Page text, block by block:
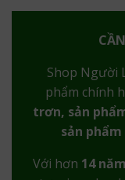
Shop Người
phẩm chính
trơn, sản
sản
Với hơn 14